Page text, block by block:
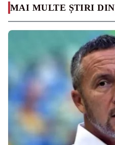
MAI MULTE ȘTIRI DIN